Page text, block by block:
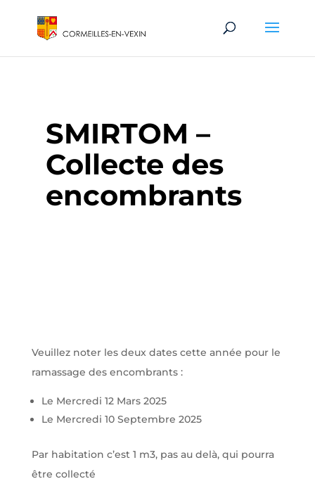
SMIRTOM –
Collecte des
encombrants
Veuillez noter les deux dates cette année pour le
ramassage des encombrants :
Le Mercredi 12 Mars 2025
Le Mercredi 10 Septembre 2025
Par habitation c’est 1 m3, pas au delà, qui pourra
être collecté